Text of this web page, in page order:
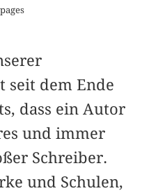
seit dem Ende
dass ein Autor
und immer
Schreiber.
und Schulen,